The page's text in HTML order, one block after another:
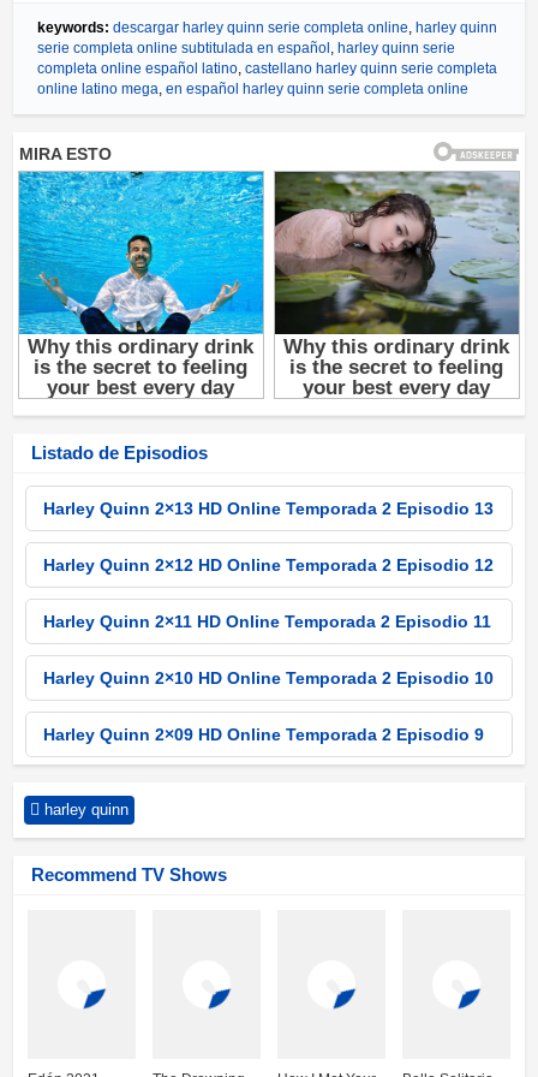
keywords: descargar harley quinn serie completa online, harley quinn
serie completa online subtitulada en español , harley quinn serie
completa online español latino, castellano harley quinn serie completa
online latino mega, en español harley quinn serie completa online
Listado de Episodios
Harley Quinn 2×13 HD Online Temporada 2 Episodio 13
Harley Quinn 2×12 HD Online Temporada 2 Episodio 12
Harley Quinn 2×11 HD Online Temporada 2 Episodio 11
Harley Quinn 2×10 HD Online Temporada 2 Episodio 10
Harley Quinn 2×09 HD Online Temporada 2 Episodio 9
Harley Quinn 2×08 HD Online Temporada 2 Episodio 8
harley quinn
Recommend TV Shows